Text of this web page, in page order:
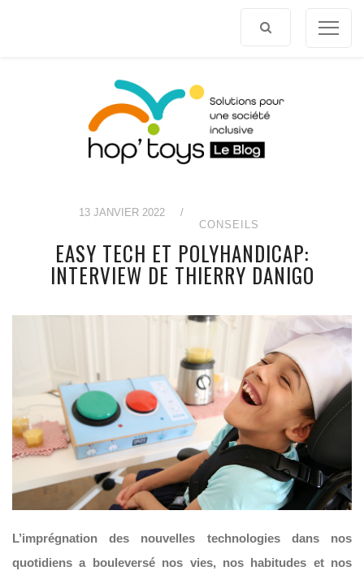
13 JANVIER 2022
/
CONSEILS
EASY TECH ET POLYHANDICAP:
INTERVIEW DE THIERRY DANIGO
L’imprégnation des nouvelles technologies dans nos
quotidiens a bouleversé nos vies, nos habitudes et nos